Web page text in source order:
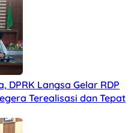
DPRK Langsa Gelar RDP
Terealisasi dan Tepat